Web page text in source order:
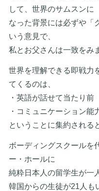
して、世界のサムスンに
なった背景には必ずや「
いう意見で、
私とお父さんは一致をみ
世界を理解できる即戦力
てくるのは、
・英語が話せて当たり前
・コミュニケーション能
ということに集約される
ボーディングスクールを
ー・ホールに
純粋日本人の留学生が一
韓国からの生徒が21人も